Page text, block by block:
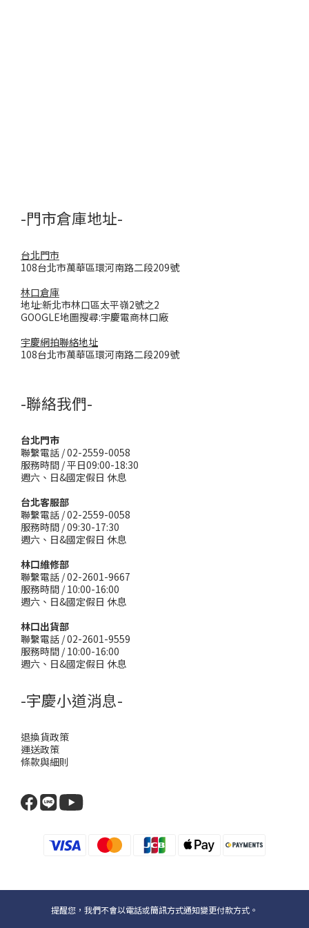
-門市倉庫地址-
台北門市
108台北市萬華區環河南路二段209號
林口倉庫
地址:新北市林口區太平嶺2號之2
GOOGLE地圖搜尋:宇慶電商林口廠
宇慶網拍聯絡地址
108台北市萬華區環河南路二段209號
-聯絡我們-
台北門市
聯繫電話 / 02-2559-0058
服務時間 / 平日09:00-18:30
週六、日&國定假日 休息
台北客服部
聯繫電話 / 02-2559-0058
服務時間 / 09:30-17:30
週六、日&國定假日 休息
林口維修部
聯繫電話 / 02-2601-9667
服務時間 / 10:00-16:00
週六、日&國定假日 休息
林口出貨部
聯繫電話 / 02-2601-9559
服務時間 / 10:00-16:00
週六、日&國定假日 休息
-宇慶小道消息-
退換貨政策
運送政策
條款與細則
提醒您，我們不會以電話或簡訊方式通知變更付款方式。